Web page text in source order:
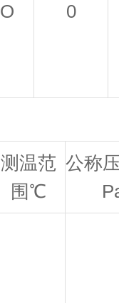
O
0
测温范
围℃
公称